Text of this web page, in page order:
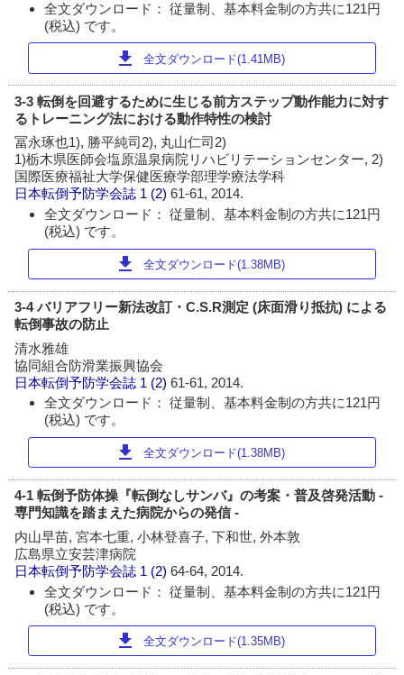
全文ダウンロード： 従量制、基本料金制の方共に121円
(税込) です。
download 全文ダウンロード(1.41MB)
3-3 転倒を回避するために生じる前方ステップ動作能力に対す
るトレーニング法における動作特性の検討
冨永琢也1), 勝平純司2), 丸山仁司2)
1)栃木県医師会塩原温泉病院リハビリテーションセンター, 2)
国際医療福祉大学保健医療学部理学療法学科
日本転倒予防学会誌 1 (2)61-61, 2014.
全文ダウンロード： 従量制、基本料金制の方共に121円
(税込) です。
download 全文ダウンロード(1.38MB)
3-4 バリアフリー新法改訂・C.S.R測定 (床面滑り抵抗) による
転倒事故の防止
清水雅雄
協同組合防滑業振興協会
日本転倒予防学会誌 1 (2)61-61, 2014.
全文ダウンロード： 従量制、基本料金制の方共に121円
(税込) です。
download 全文ダウンロード(1.38MB)
4-1 転倒予防体操『転倒なしサンバ』の考案・普及啓発活動 -
専門知識を踏まえた病院からの発信 -
内山早苗, 宮本七重, 小林登喜子, 下和世, 外本敦
広島県立安芸津病院
日本転倒予防学会誌 1 (2)64-64, 2014.
全文ダウンロード： 従量制、基本料金制の方共に121円
(税込) です。
download 全文ダウンロード(1.35MB)